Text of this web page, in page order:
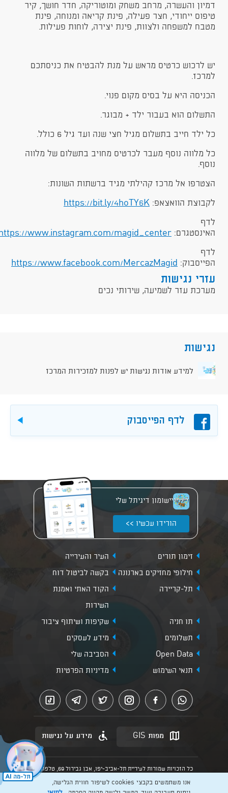
דמיון והעשרה, מרחב משחק ומוטוריקה, חדר חושך, קיר
טיפוס ייחודי, חצר פעילה, פינת קריאה ומנוחה, פינת
מטבח למשפחה ולצוות, פינת יצירה, לוחות פעילות.
יש לרכוש כרטיס מראש על מנת להבטיח את כניסתכם
למרכז.
הכניסה היא על בסיס מקום פנוי.
התשלום הוא בעבור ילד + מבוגר.
כל ילד חייב בתשלום מגיל חצי שנה ועד גיל 6 כולל.
כל מלווה נוסף מעבר לכרטיס מחויב בתשלום של מלווה
נוסף.
הצטרפו אל מרכז קהילתי מגיד ברשתות השונות:
לקבוצת הוואצאפ: https://bit.ly/4hoTY6K
לדף
האינסטגרם: www.instagram.com/magid_center
לדף
הפייסבוק: https://www.facebook.com/MercazMagid
עזרי נגישות
מערכת עזר לשמיעה, שירותי נכים
נגישות
למידע אודות נגישות יש לפנות למזכירות המרכז
פייסבוקלדף הפייסבוק
יישומון דיגיתל שלי
הורידו עכשיו >>
זימון תורים
העיר והעירייה
חילופי מחזיקים בארנונה
בקשה לביטול דוח
תל-קריירה
הקוד האתי ואמנת
השירות
תו חניה
שקיפות ושיתוף ציבור
תשלומים
מידע לעסקים
Open Data
הסביבה שלי
תנאי השימוש
מדיניות הפרטיות
מפות GIS מידע על נגישות
כל הזכויות שמורות לעיריית תל-אביב-יפו, אבן גבירול 69, טלפון:
הנוסח המחייב הוא זה הקבוע בהוראות הדין הרלוונטיות כפי שתהיינה
בתוקף מעת לעת
אנו משתמשים בקבצי cookies לשיפור חווית הגלישה,